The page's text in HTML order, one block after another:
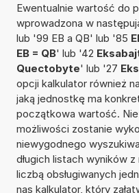
Ewentualnie wartość do
wprowadzona w
lub '99 EB a QB' lub '85
EB = QB' lub '42
Quectobyte' lub '27
opcji kalkulator również
jaką jednostkę ma
początkowa wartość.
możliwości zostanie
niewygodnego
długich listach wyników
liczbą obsługiwanych
nas kalkulator, który